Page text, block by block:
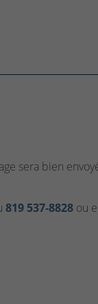
sera bien
819 537‑8828ou